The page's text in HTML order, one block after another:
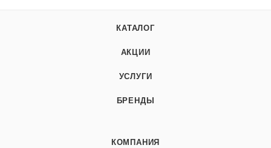
инструмента. После отрыва можно получить полоски
разной длины под стандартные шлифки (140; 210 и 420 мм)
• Высокая режущая способность.
• Мультипылеотвод обеспечивает минимальное забивание
КАТАЛОГ
АКЦИИ
УСЛУГИ
БРЕНДЫ
КОМПАНИЯ